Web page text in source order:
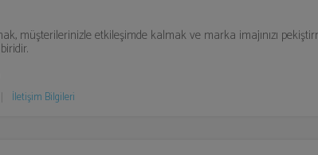
müşterilerinizle etkileşimde kalmak ve marka imajınızı
İletişim Bilgileri